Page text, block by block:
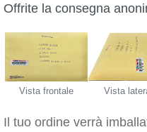
Offrite la consegna
Vista frontale Vista
Il tuo ordine verrà